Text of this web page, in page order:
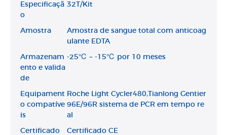
Especificaçã
o
32T/Kit
Amostra
Amostra de sangue total com anticoag
ulante EDTA
Armazenam
ento e valida
de
-25℃ ~ -15℃ por 10 meses
Equipament
o compatíve
is
Roche Light Cycler480,Tianlong Gentier
96E/96R sistema de PCR em tempo re
al
Certificado Certificado CE